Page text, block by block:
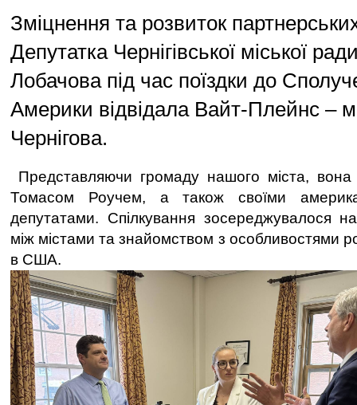
Зміцнення та розвиток
Депутатка Чернігівської міської
Лобачова під час поїздки до
Америки відвідала Вайт-Плейнс –
Чернігова.
Представляючи громаду нашого міста, вона
Томасом Роучем, а також своїми
депутатами. Спілкування зосереджувалося
між містами та знайомством з особливостями
в США.